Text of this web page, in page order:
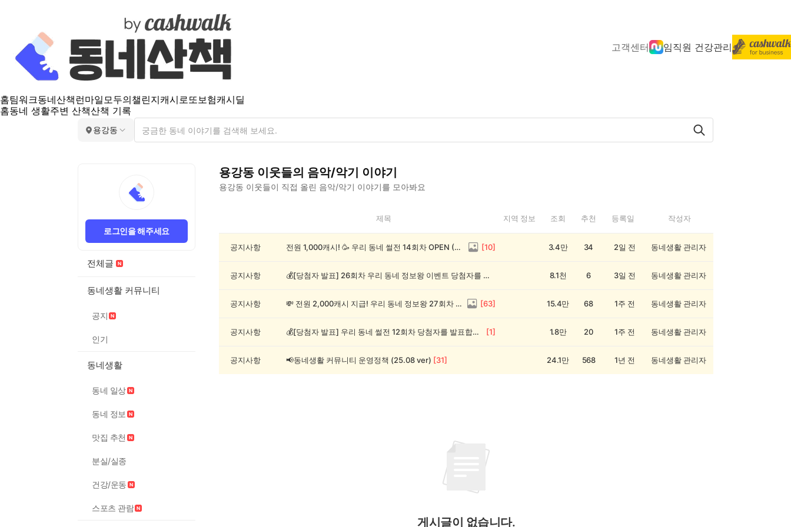
고객센터 임직원 건강관리
홈팀워크동네산책 런마일모두의챌린지캐시로또보험캐시딜
홈동네 생활주변 산책산책 기록
용강동
로그인을 해주세요
전체글
동네생활 커뮤니티
공지
인기
동네생활
동네 일상
동네 정보
맛집 추천
분실/실종
건강/운동
스포츠 관람
용강동 이웃들의 음악/악기 이야기
용강동 이웃들이 직접 올린 음악/악기 이야기를 모아봐요
동
제목 지역 정보 조회 추천 등록일 작성자
공지사항 전원 1,000캐시! 🥳 우리 동네 썰전 14회차 OPEN (~8/17) [10] 3.4만 34 2일 전 동네생활 관리자
공지사항 💰[당첨자 발표] 26회차 우리 동네 정보왕 이벤트 당첨자를 발표합니다! 8.1천 6 3일 전 동네생활 관리자
공지사항 💸 전원 2,000캐시 지급! 우리 동네 정보왕 27회차 (~8/10) [63] 15.4만 68 1주 전 동네생활 관리자
공지사항 💰[당첨자 발표] 우리 동네 썰전 12회차 당첨자를 발표합니다! [1] 1.8만 20 1주 전 동네생활 관리자
공지사항 📢동네생활 커뮤니티 운영정책 (25.08 ver) [31] 24.1만 568 1년 전 동네생활 관리자
게시글이 없습니다.